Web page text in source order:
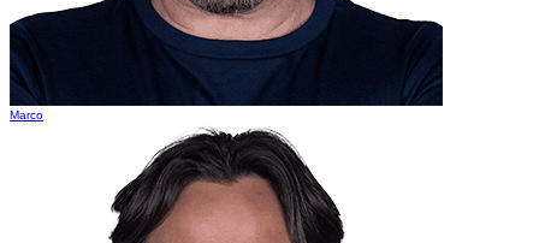
Marco